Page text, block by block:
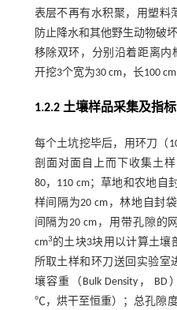
表层不再有水积聚，用塑料
防止降水和其他野生动物破
移除双环，分别沿着距离内
开挖3个宽为30 cm，长100
1.2.2 土壤样品采集及指
每个土坑挖毕后，用环刀（
剖面对面自上而下收集土
80，110 cm；草地和农地自
样间隔为20 cm，林地自封
间隔为20 cm，用带孔隙的
cm3 的土块3块用以计算土壤
所取土样和环刀送回实验室
壤容重（Bulk Density，
℃，烘干至恒重）；总孔隙度